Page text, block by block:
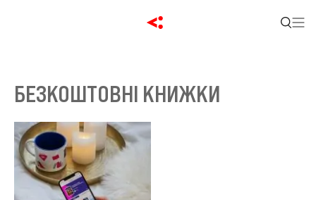
БЕЗКОШТОВНІ КНИЖКИ